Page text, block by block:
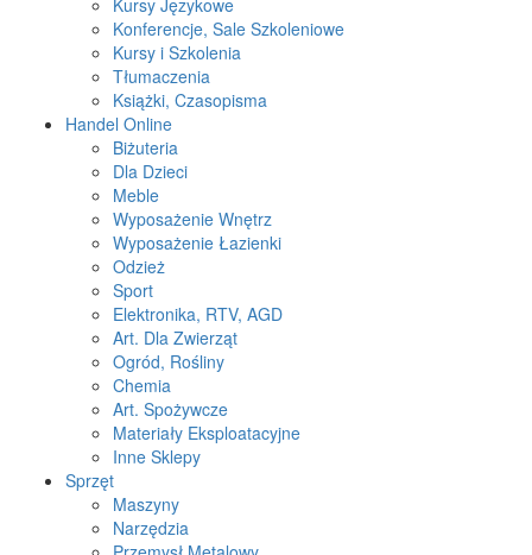
Kursy Językowe
Konferencje, Sale Szkoleniowe
Kursy i Szkolenia
Tłumaczenia
Książki, Czasopisma
Handel Online
Biżuteria
Dla Dzieci
Meble
Wyposażenie Wnętrz
Wyposażenie Łazienki
Odzież
Sport
Elektronika, RTV, AGD
Art. Dla Zwierząt
Ogród, Rośliny
Chemia
Art. Spożywcze
Materiały Eksploatacyjne
Inne Sklepy
Sprzęt
Maszyny
Narzędzia